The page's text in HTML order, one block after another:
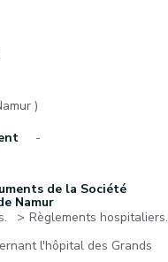
)
-
de la Société
Namur
Règlements hospitaliers.
l'hôpital des Grands